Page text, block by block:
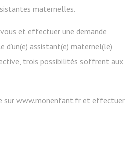
maternelles.
et effectuer une demande
d’un(e) assistant(e) maternel(le)
trois possibilités s’offrent aux
sur www.monenfant.fr et effectuer